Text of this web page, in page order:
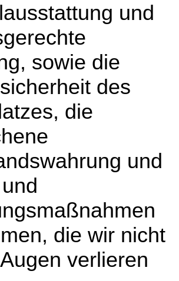
und
sowie die
des
die
und
die wir nicht
verlieren